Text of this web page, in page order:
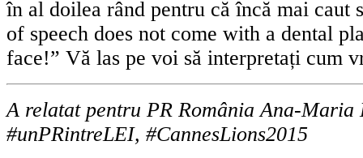
în al doilea rând pentru că încă mai caut
of speech does not come with a dental
face!” Vă las pe voi să interpretați cum
A relatat pentru PR România Ana-Maria
#unPRintreLEI, #CannesLions2015